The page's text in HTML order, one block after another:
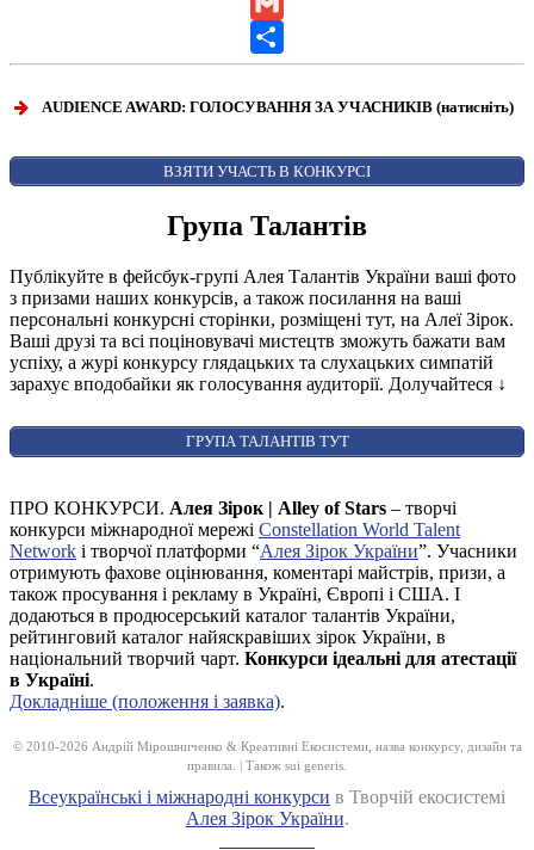
Gmail
Share
AUDIENCE AWARD: ГОЛОСУВАННЯ ЗА УЧАСНИКІВ (натисніть)
AUDIENCE AWARD
ВЗЯТИ УЧАСТЬ В КОНКУРСІ
Група Талантів
Публікуйте в фейсбук-групі Алея Талантів України ваші фото
з призами наших конкурсів, а також посилання на ваші
персональні конкурсні сторінки, розміщені тут, на Алеї Зірок.
Ваші друзі та всі поціновувачі мистецтв зможуть бажати вам
успіху, а журі конкурсу глядацьких та слухацьких симпатій
зарахує вподобайки як голосування аудиторії. Долучайтеся ↓
ГРУПА ТАЛАНТІВ ТУТ
ПРО КОНКУРСИ. Алея Зірок | Alley of Stars – творчі
конкурси міжнародної мережі Constellation World Talent
Network і творчої платформи “Алея Зірок України”. Учасники
отримують фахове оцінювання, коментарі майстрів, призи, а
також просування і рекламу в Україні, Європі і США. І
додаються в продюсерський каталог талантів України,
рейтинговий каталог найяскравіших зірок України, в
національний творчий чарт. Конкурси ідеальні для атестації
в Україні.
Докладніше (положення і заявка).
© 2010-2026 Андрій Мірошниченко & Креативні Екосистеми, назва конкурсу, дизайн та
правила. | Також sui generis.
Всеукраїнські і міжнародні конкурси в Творчій екосистемі
Алея Зірок України.